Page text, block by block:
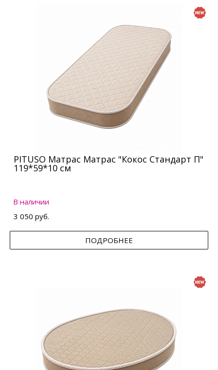
PITUSO Матрас Матрас "Кокос Стандарт П"
119*59*10 см
В наличии
3 050 руб.
ПОДРОБНЕЕ